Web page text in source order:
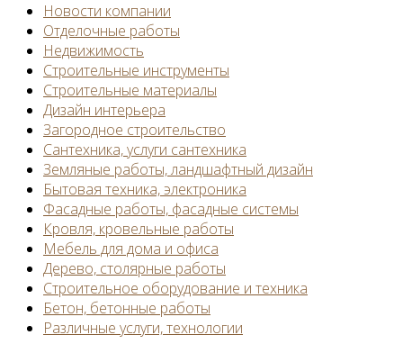
Новости компании
Отделочные работы
Недвижимость
Строительные инструменты
Строительные материалы
Дизайн интерьера
Загородное строительство
Сантехника, услуги сантехника
Земляные работы, ландшафтный дизайн
Бытовая техника, электроника
Фасадные работы, фасадные системы
Кровля, кровельные работы
Мебель для дома и офиса
Дерево, столярные работы
Строительное оборудование и техника
Бетон, бетонные работы
Различные услуги, технологии